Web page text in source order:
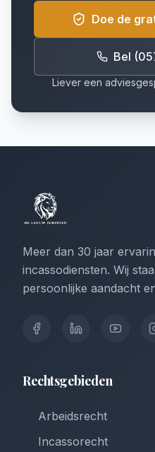
Doe de
Bel
Liever een
Meer dan 30 jaar
incassodiensten. Wij
persoonlijke aandacht
Rechtsgebieden
Arbeidsrecht
Incassorecht